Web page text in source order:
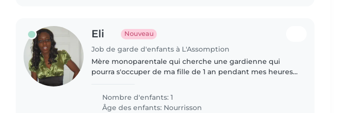
Eli Nouveau
Job de garde d'enfants à L'Assomption
Mère monoparentale qui cherche une gardienne qui
pourra s'occuper de ma fille de 1 an pendant mes heures
Nombre d'enfants: 1
Âge des enfants: Nourrisson